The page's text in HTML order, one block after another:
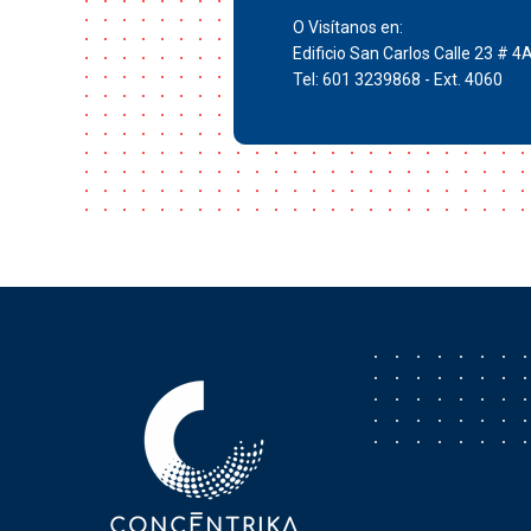
O Visítanos en:
Edificio San Carlos Calle 23 #
Tel: 601 3239868 - Ext. 4060